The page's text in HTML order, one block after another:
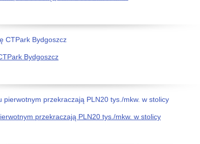
Bydgoszcz
przekraczają PLN20 tys./mkw. w stolicy